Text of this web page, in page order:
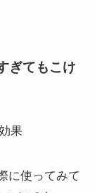
ぎてもこけ
に使ってみて